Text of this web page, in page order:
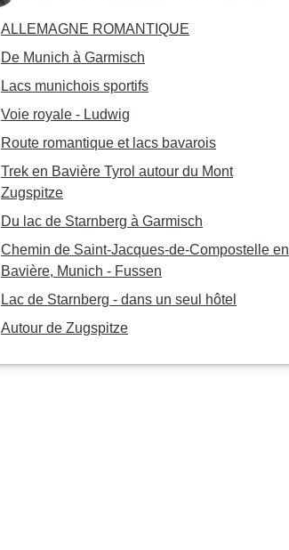
ALLEMAGNE ROMANTIQUE
De Munich à Garmisch
Lacs munichois sportifs
Voie royale - Ludwig
Route romantique et lacs bavarois
Trek en Bavière Tyrol autour du Mont
Zugspitze
Du lac de Starnberg à Garmisch
Chemin de Saint-Jacques-de-Compostelle en
Bavière, Munich - Fussen
Lac de Starnberg - dans un seul hôtel
Autour de Zugspitze